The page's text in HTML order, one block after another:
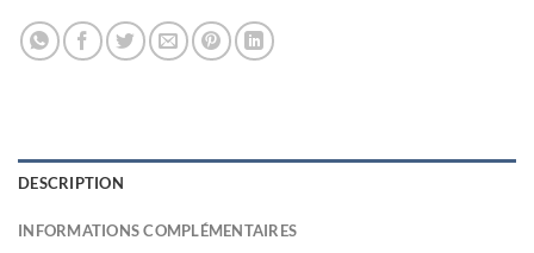
DESCRIPTION
INFORMATIONS COMPLÉMENTAIRES